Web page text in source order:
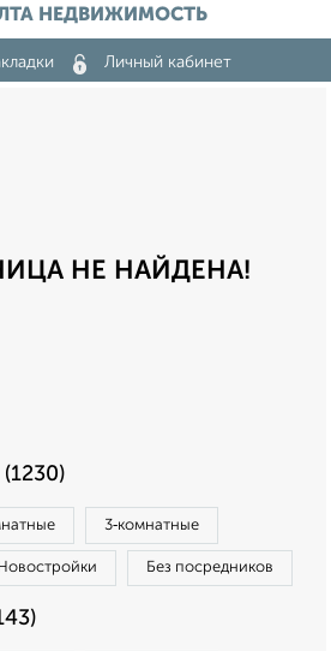
НЕДВИЖИМОСТЬ
Личный кабинет
НЕ НАЙДЕНА!
3‑комнатные
Новостройки Без посредников